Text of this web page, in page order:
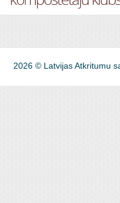
2026 © Latvijas Atkritumu